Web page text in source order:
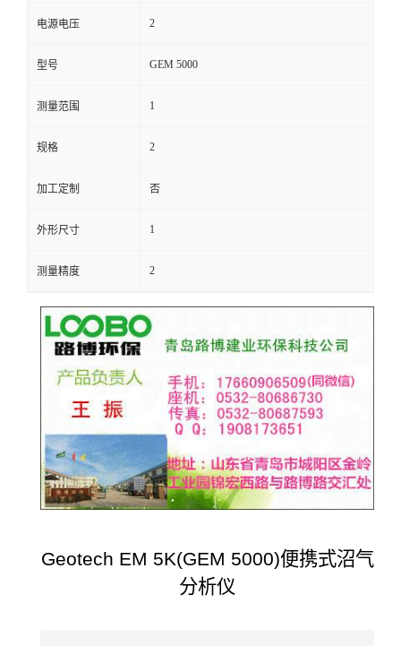
言
电源电压 2
型号 GEM 5000
测量范围 1
规格 2
加工定制 否
外形尺寸 1
测量精度 2
Geotech EM 5K(GEM 5000)便携式沼气
分析仪